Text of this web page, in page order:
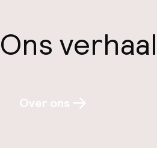
Ons verhaal
Over ons